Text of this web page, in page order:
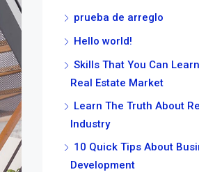
prueba de arreglo
Hello world!
Skills That You Can
Real Estate Market
Learn The Truth About
Industry
10 Quick Tips About
Development